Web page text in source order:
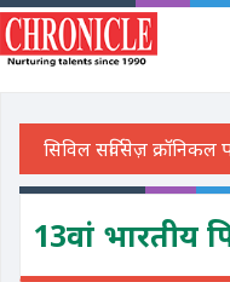
13वां भारतीय